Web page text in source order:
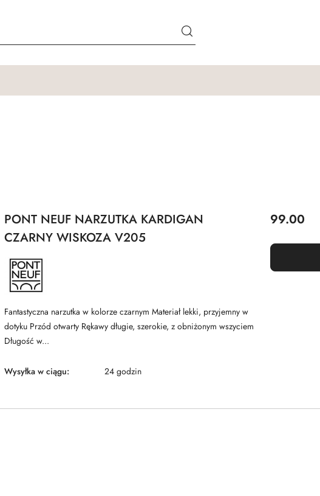
PONT NEUF NARZUTKA KARDIGAN
CZARNY WISKOZA V205
NAZWA
PRODUCENTA:
PONT
NEUF
Fantastyczna narzutka w kolorze czarnym Materiał lekki, przyjemny w
dotyku Przód otwarty Rękawy długie, szerokie, z obniżonym wszyciem
Długość w...
Wysyłka w ciągu: 24 godzin
Cena:
99.00